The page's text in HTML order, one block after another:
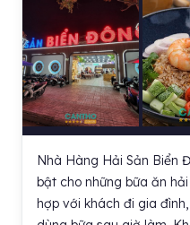
Nhà Hàng Hải Sản Biển
bật cho những bữa ăn
hợp với khách đi gia